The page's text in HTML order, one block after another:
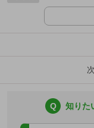
Q 知りた